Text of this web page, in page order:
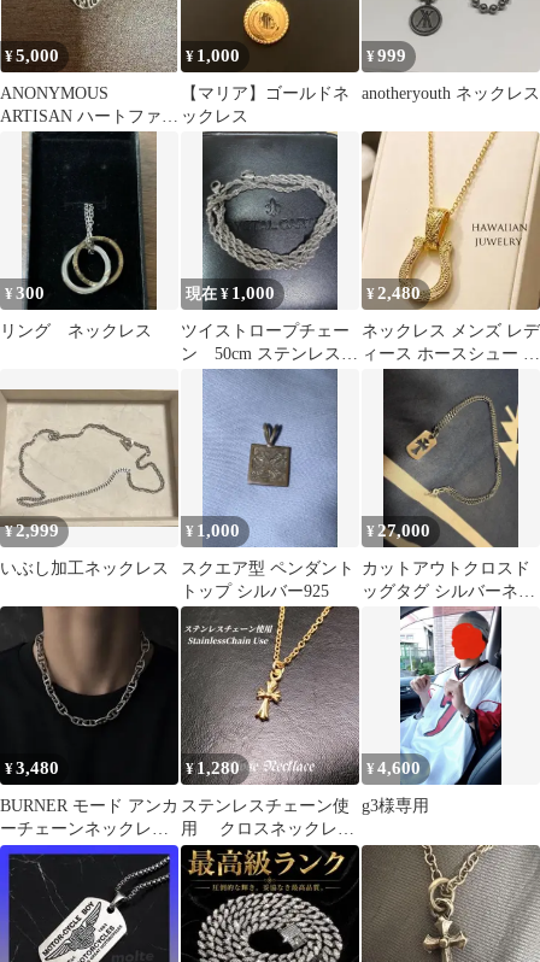
¥5,000
ANONYMOUS
ARTISAN ハートファイ
ヤー ペンダント シルバ
ー925
¥ 1,000
【マリア】ゴールドネ
ックレス
¥999
anotheryouth ネックレス
¥300
リング ネックレス
現在 ¥ 1,000
ツイストロープチェー
ン 50cm ステンレス
シルバー
¥2,480
ネックレス メンズ レデ
ィース ホースシュー ハ
ワイアンジュエリー ゴ
¥2,999
いぶし加工ネックレス
¥ 1,000
スクエア型 ペンダント
トップ シルバー925
¥27,000
カットアウトクロスド
ッグタグ シルバーネッ
クレス925刻印
¥3,480
BURNER モード アンカ
ーチェーンネックレス
45cm
¥1,280
ステンレスチェーン使
用 クロスネックレ
ス ネックレス
p072 ゴールド
¥4,600
g3様専用